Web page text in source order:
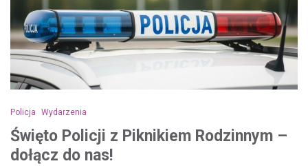
Policja Wydarzenia
Święto Policji z Piknikiem Rodzinnym –
dołącz do nas!